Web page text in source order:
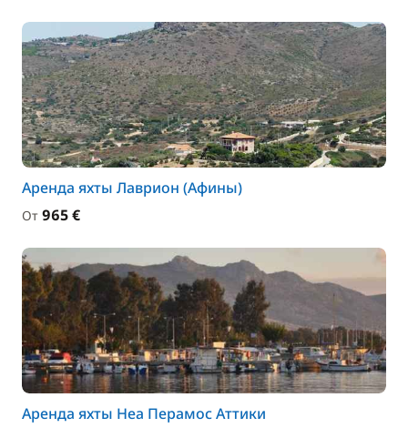
Аренда яхты Лаврион (Афины)
От 965 €
Аренда яхты Неа Перамос Аттики